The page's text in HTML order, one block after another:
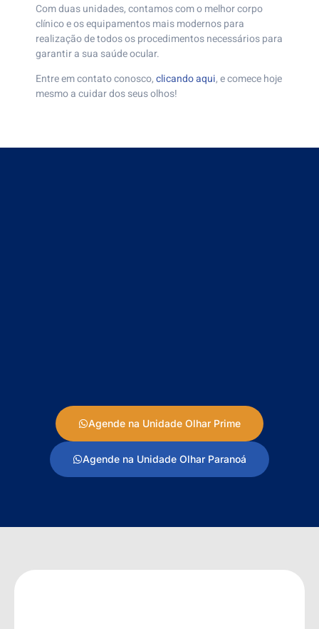
Com duas unidades, contamos com o melhor corpo
clínico e os equipamentos mais modernos para
realização de todos os procedimentos necessários para
garantir a sua saúde ocular.
Entre em contato conosco,clicando aqui, e comece hoje
mesmo a cuidar dos seus olhos!
Agende na Unidade Olhar Prime
Agende na Unidade Olhar Paranoá